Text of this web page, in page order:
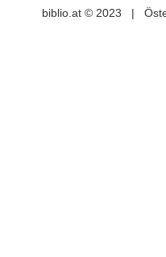
biblio.at © 2023 |